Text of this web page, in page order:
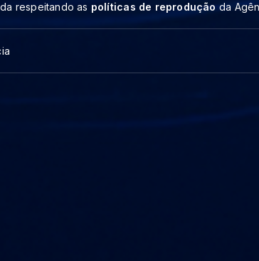
respeitando as políticas de reproduçãoda